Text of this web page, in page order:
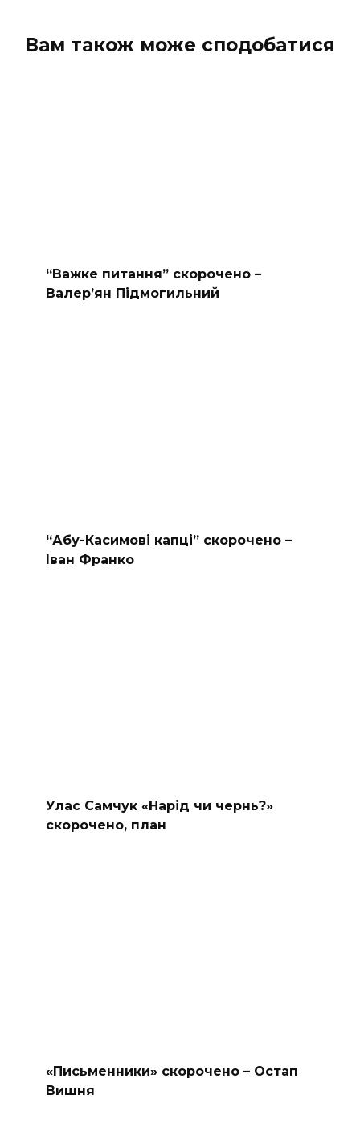
Вам також може сподобатися
“Важке питання” скорочено –
Валер’ян Підмогильний
“Абу-Касимові капці” скорочено –
Іван Франко
Улас Самчук «Нарід чи чернь?»
скорочено, план
«Письменники» скорочено – Остап
Вишня